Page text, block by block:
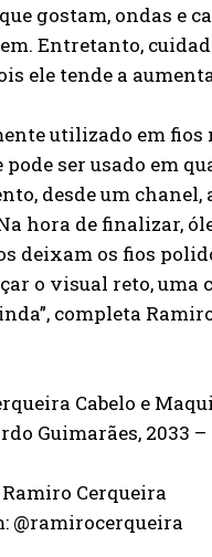
gostam, ondas e
Entretanto,
ele tende a
utilizado em fios
ser usado em
desde um chanel,
hora de finalizar,
deixam os fios
o visual reto, uma
completa
Cabelo e
Guimarães, 2033
Ramiro Cerqueira
@ramirocerqueira